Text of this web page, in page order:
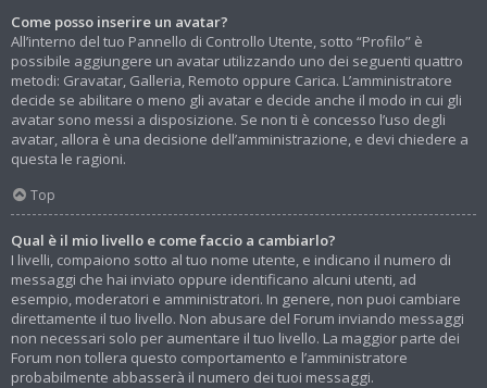
Come posso inserire un avatar?
All’interno del tuo Pannello di Controllo Utente, sotto “Profilo” è
possibile aggiungere un avatar utilizzando uno dei seguenti quattro
metodi: Gravatar, Galleria, Remoto oppure Carica. L’amministratore
decide se abilitare o meno gli avatar e decide anche il modo in cui gli
avatar sono messi a disposizione. Se non ti è concesso l’uso degli
avatar, allora è una decisione dell’amministrazione, e devi chiedere a
questa le ragioni.
Top
Qual è il mio livello e come faccio a cambiarlo?
I livelli, compaiono sotto al tuo nome utente, e indicano il numero di
messaggi che hai inviato oppure identificano alcuni utenti, ad
esempio, moderatori e amministratori. In genere, non puoi cambiare
direttamente il tuo livello. Non abusare del Forum inviando messaggi
non necessari solo per aumentare il tuo livello. La maggior parte dei
Forum non tollera questo comportamento e l’amministratore
probabilmente abbasserà il numero dei tuoi messaggi.